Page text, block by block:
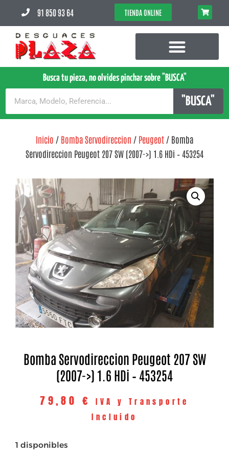
91 850 93 64 TIENDA ONLINE
Busca tu pieza, no olvides pinchar sobre "BUSCA"
"BUSCA"
Inicio / Bomba Servodireccion / Peugeot / Bomba
Servodireccion Peugeot 207 SW (2007->) 1.6 HDi – 453254
Bomba Servodireccion Peugeot 207 SW
(2007->) 1.6 HDi – 453254
79,80 €
IVA y Transporte
Incluido
1 disponibles